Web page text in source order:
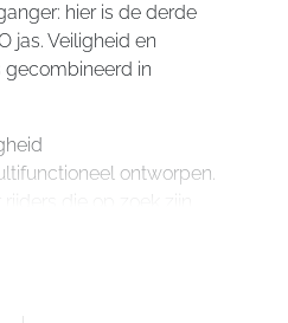
hier is de derde
jas. Veiligheid en
gecombineerd in
ontworpen.
die op zoek zijn
veelzijdigheid meerdere
rundleer met